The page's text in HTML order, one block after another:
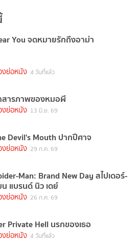
You จดหมายรักถึงอาม่า
งย่อหนัง 4 วันที่แล้ว
สารภาพของหมอผี
งย่อหนัง 13 มิ.ย. 69
Devil's Mouth ปากปีศาจ
งย่อหนัง 29 ก.ค. 69
Man: Brand New Day สไปเดอร์-
แบรนด์ นิว เดย์
งย่อหนัง 26 ก.ค. 69
Private Hell นรกของเธอ
งย่อหนัง 4 วันที่แล้ว